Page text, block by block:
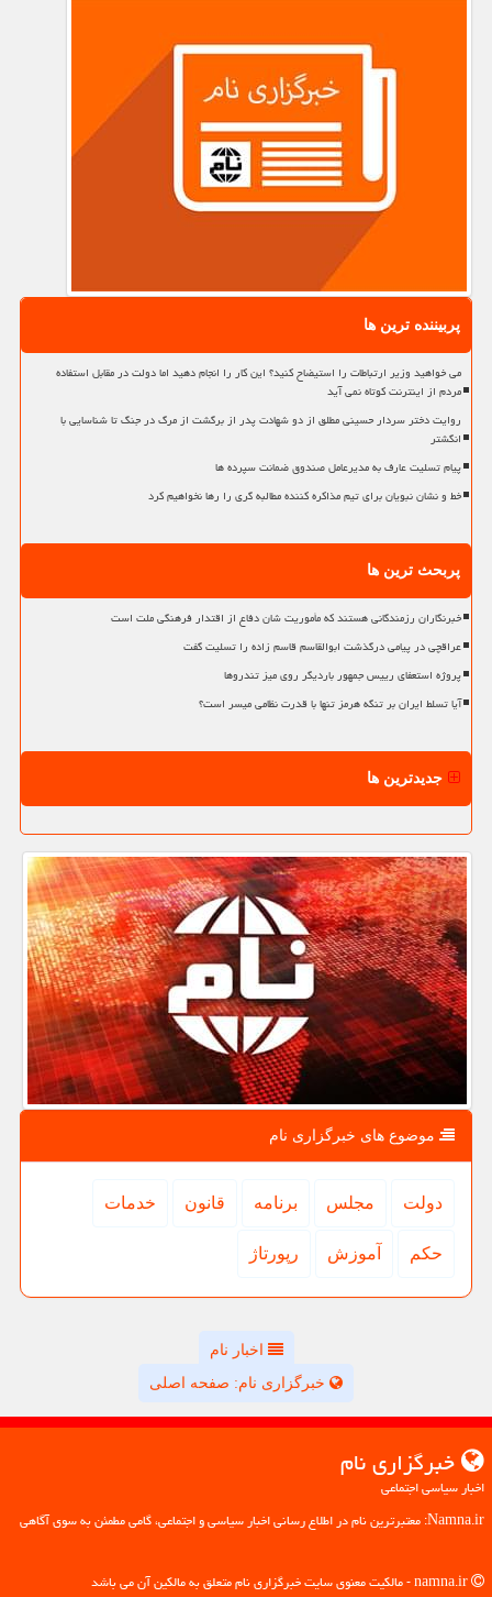
پربیننده ترین ها
می خواهید وزیر ارتباطات را استیضاح کنید؟ این کار را انجام دهید اما دولت در مقابل استفاده
مردم از اینترنت کوتاه نمی آید
روایت دختر سردار حسینی مطلق از دو شهادت پدر از برگشت از مرگ در جنگ تا شناسایی با
انگشتر
پیام تسلیت عارف به مدیرعامل صندوق ضمانت سپرده ها
خط و نشان نبویان برای تیم مذاکره کننده مطالبه گری را رها نخواهیم کرد
پربحث ترین ها
خبرنگاران رزمندگانی هستند که مأموریت شان دفاع از اقتدار فرهنگی ملت است
عراقچی در پیامی درگذشت ابوالقاسم قاسم زاده را تسلیت گفت
پروژه استعفای رییس جمهور باردیگر روی میز تندروها
آیا تسلط ایران بر تنگه هرمز تنها با قدرت نظامی میسر است؟
جدیدترین ها
موضوع های خبرگزاری نام
دولت مجلس برنامه قانون خدمات
حكم آموزش رپورتاژ
اخبار نام
خبرگزاری نام: صفحه اصلی
خبرگزاری نام
اخبار سیاسی اجتماعی
Namna.ir: معتبرترین نام در اطلاع رسانی اخبار سیاسی و اجتماعی، گامی مطمئن به سوی آگاهی